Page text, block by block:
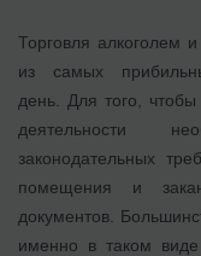
Торговля алкоголем
из самых
день. Для того,
деятельности
законодательных
помещения и
документов.
именно в таком виде